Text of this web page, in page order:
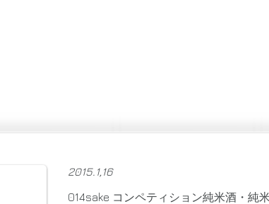
2015.1,16
014sake コンペティション純米酒・純